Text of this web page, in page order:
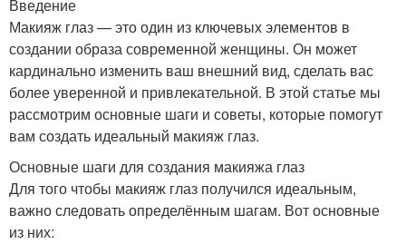
Введение
Макияж глаз — это один из ключевых элементов в
создании образа современной женщины. Он может
кардинально изменить ваш внешний вид, сделать вас
более уверенной и привлекательной. В этой статье мы
рассмотрим основные шаги и советы, которые помогут
вам создать идеальный макияж глаз.
Основные шаги для создания макияжа глаз
Для того чтобы макияж глаз получился идеальным,
важно следовать определённым шагам. Вот основные
из них: